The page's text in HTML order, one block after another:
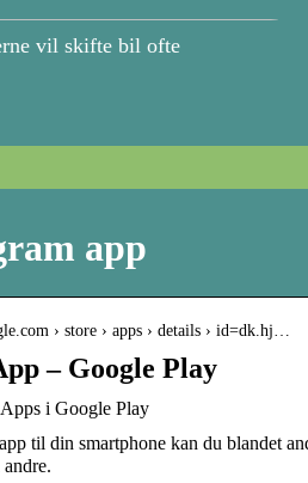
vil skifte bil ofte
app
› store › apps › details › id=dk.hj…
– Google Play
i Google Play
til din smartphone kan du blandet